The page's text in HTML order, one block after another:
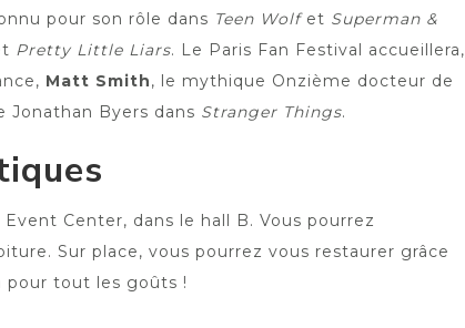
pour son rôle dans Teen Wolfet Superman &
Pretty Little Liars. Le Paris Fan Festival accueillera,
Matt Smith, le mythique Onzième docteur de
Jonathan Byers dans Stranger Things.
Center, dans le hall B. Vous pourrez
Sur place, vous pourrez vous restaurer grâce
pour tout les goûts !